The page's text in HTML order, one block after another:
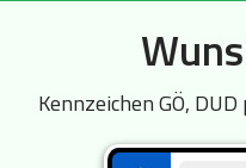
Kennzeichen GÖ,